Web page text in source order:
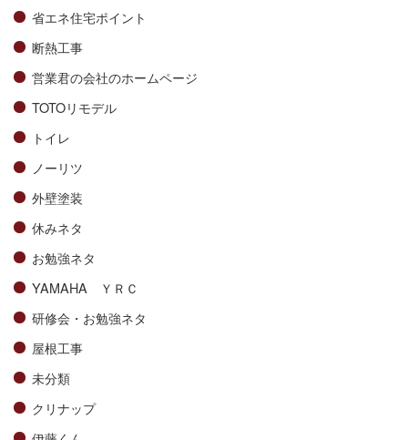
省エネ住宅ポイント
断熱工事
営業君の会社のホームページ
TOTOリモデル
トイレ
ノーリツ
外壁塗装
休みネタ
お勉強ネタ
YAMAHA ＹＲＣ
研修会・お勉強ネタ
屋根工事
未分類
クリナップ